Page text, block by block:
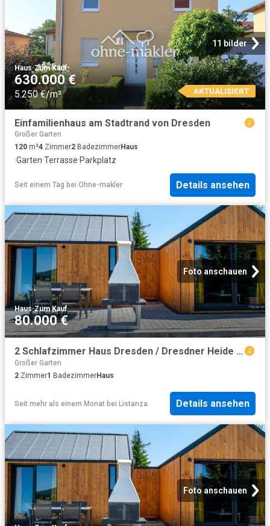
11 bilder
Haus·Zum Kauf
630.000 €
5.250 €/m² AKTUALISIERT
Einfamilienhaus am Stadtrand von Dresden
Großer Garten
120 m²4 Zimmer2 BadezimmerHaus
·Garten·Terrasse·Parkplatz
Seit einem Tag bei Ohne-makler Details ansehen
Foto anschauen
Haus·Zum Kauf
80.000 €
2 Schlafzimmer Haus Dresden / Dresdner Heide Deutschland 98466710
Großer Garten
2 Zimmer1 BadezimmerHaus
Seit mehr als einem Monat bei Listanza Details ansehen
Foto anschauen